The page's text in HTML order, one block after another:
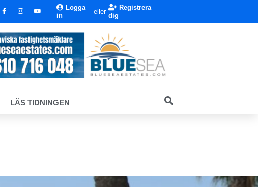
Logga
in
eller
Registrera
dig
LÄS TIDNINGEN